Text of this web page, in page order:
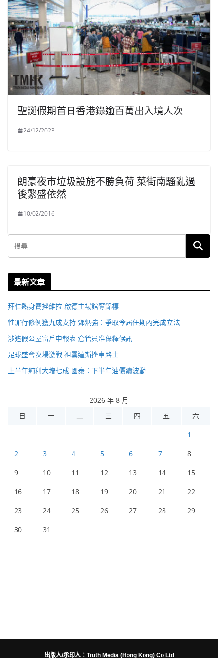
聖誕假期首日香港錄逾百萬出入境人次
24/12/2023
朗豪夜市垃圾設施不勝負荷 菜街南騷亂過
後繁盛依然
10/02/2016
最新文章
拜仁熱身賽挫維拉 啟德主場館奪錦標
性罪行修例獲九成支持 鄧炳強：爭取今屆任期內完成立法
涉造假公屋富戶申報表 倉管員准保釋候訊
足球盛會次場激戰 祖雲達斯挫車路士
上半年純利大增七成 國泰：下半年油價續波動
2026 年 8 月
日
一 二 三 四 五 六
1
2 3 4 5 6 7 8
9 10 11 12 13 14 15
16 17 18 19 20 21 22
23 24 25 26 27 28 29
30 31
出版人/承印人：Truth Media (Hong Kong) Co Ltd